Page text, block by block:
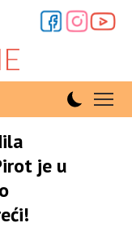
je u